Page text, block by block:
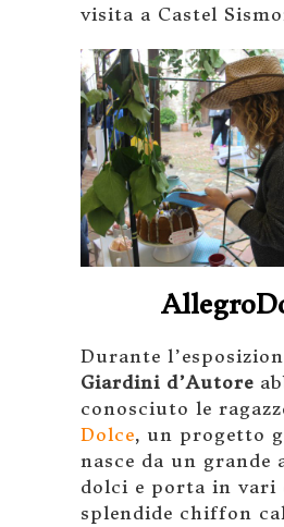
visita a Castel
Durante
Giardini d’Autore
conosciuto le
Dolce, un progetto
nasce da un grande
dolci e porta in vari
splendide chiffon